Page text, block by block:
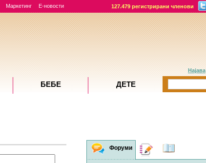
Маркетинг Е-новости 127.479 регистрирани членови
Форуми Дневници
Најава
БЕБЕ ДЕТЕ